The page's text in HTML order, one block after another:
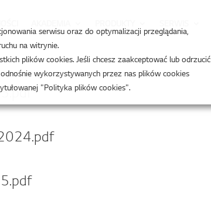
serwisu oraz do optymalizacji przeglądania,
na witrynie.
plików cookies. Jeśli chcesz zaakceptować lub odrzucić
wykorzystywanych przez nas plików cookies
"Polityka plików cookies".